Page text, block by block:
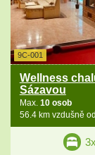
9C-001
Wellness
Sázavou
Max. 10 osob
56.4 km vzdušně
3x